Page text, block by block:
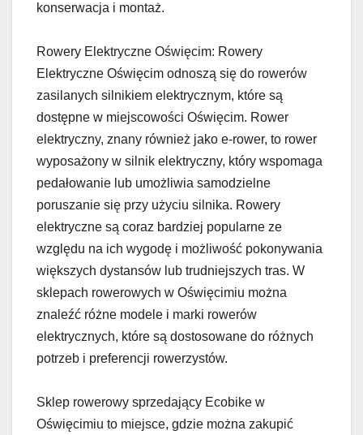
konserwacja i montaż.
Rowery Elektryczne Oświęcim: Rowery
Elektryczne Oświęcim odnoszą się do rowerów
zasilanych silnikiem elektrycznym, które są
dostępne w miejscowości Oświęcim. Rower
elektryczny, znany również jako e-rower, to rower
wyposażony w silnik elektryczny, który wspomaga
pedałowanie lub umożliwia samodzielne
poruszanie się przy użyciu silnika. Rowery
elektryczne są coraz bardziej popularne ze
względu na ich wygodę i możliwość pokonywania
większych dystansów lub trudniejszych tras. W
sklepach rowerowych w Oświęcimiu można
znaleźć różne modele i marki rowerów
elektrycznych, które są dostosowane do różnych
potrzeb i preferencji rowerzystów.
Sklep rowerowy sprzedający Ecobike w
Oświęcimiu to miejsce, gdzie można zakupić